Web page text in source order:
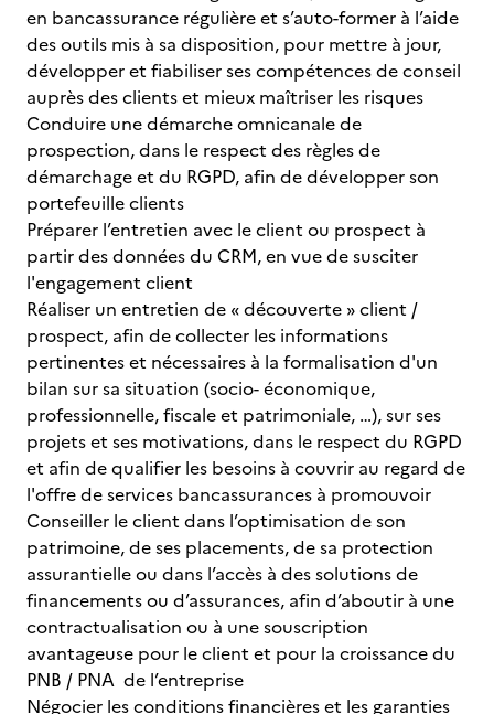
en bancassurance régulière et s’auto-former à l’aide
des outils mis à sa disposition, pour mettre à jour,
développer et fiabiliser ses compétences de conseil
auprès des clients et mieux maîtriser les risques
Conduire une démarche omnicanale de
prospection, dans le respect des règles de
démarchage et du RGPD, afin de développer son
portefeuille clients
Préparer l’entretien avec le client ou prospect à
partir des données du CRM, en vue de susciter
l'engagement client
Réaliser un entretien de « découverte » client /
prospect, afin de collecter les informations
pertinentes et nécessaires à la formalisation d'un
bilan sur sa situation (socio- économique,
professionnelle, fiscale et patrimoniale, …), sur ses
projets et ses motivations, dans le respect du RGPD
et afin de qualifier les besoins à couvrir au regard de
l'offre de services bancassurances à promouvoir
Conseiller le client dans l’optimisation de son
patrimoine, de ses placements, de sa protection
assurantielle ou dans l’accès à des solutions de
financements ou d’assurances, afin d’aboutir à une
contractualisation ou à une souscription
avantageuse pour le client et pour la croissance du
PNB / PNA de l’entreprise
Négocier les conditions financières et les garanties